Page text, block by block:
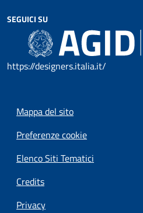
SEGUICI SU
https://designers.italia.it/
Mappa del sito
Preferenze cookie
Elenco Siti Tematici
Credits
Privacy